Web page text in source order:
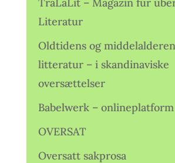
Literatur
Oldtidens og
litteratur – i skandinaviske
oversættelser
Babelwerk – onlineplatform
OVERSAT
Oversatt sakprosa